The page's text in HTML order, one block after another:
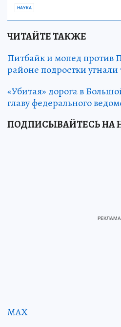
НАУКА
ЧИТАЙТЕ ТАКЖЕ
Питбайк и мопед против
районе подростки
«Убитая» дорога в
главу федерального
ПОДПИСЫВАЙТЕСЬ НА
MAX